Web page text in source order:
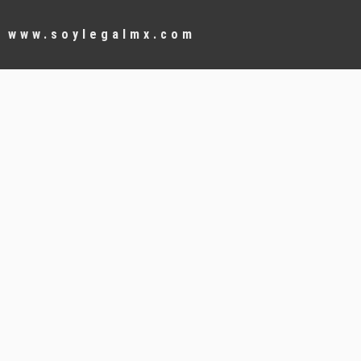
www.soylegalmx.com